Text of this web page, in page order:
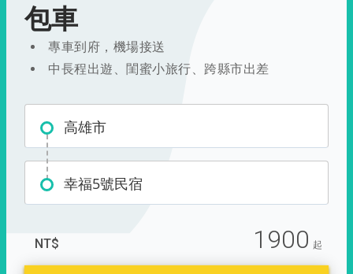
包車
專車到府，機場接送
中長程出遊、閨蜜小旅行、跨縣市出差
高雄市
幸福5號民宿
NT$ 1900 起